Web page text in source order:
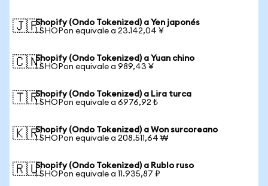
🇯🇵Shopify (Ondo Tokenized) a Yen japonés
1 SHOPon equivale a 23.142,04 ¥
🇨🇳Shopify (Ondo Tokenized) a Yuan chino
1 SHOPon equivale a 989,43 ¥
🇹🇷Shopify (Ondo Tokenized) a Lira turca
1 SHOPon equivale a 6976,92 ₺
🇰🇷Shopify (Ondo Tokenized) a Won surcoreano
1 SHOPon equivale a 208.511,64 ₩
🇷🇺Shopify (Ondo Tokenized) a Rublo ruso
1 SHOPon equivale a 11.935,87 ₽